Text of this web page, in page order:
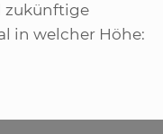
zukünftige
in welcher Höhe: